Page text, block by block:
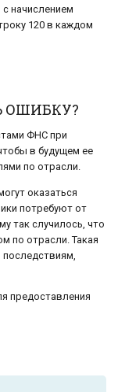
начислением
120 в каждом
ОШИБКУ?
ФНС при
в будущем ее
по отрасли.
оказаться
потребуют от
так случилось, что
по отрасли. Такая
предоставления